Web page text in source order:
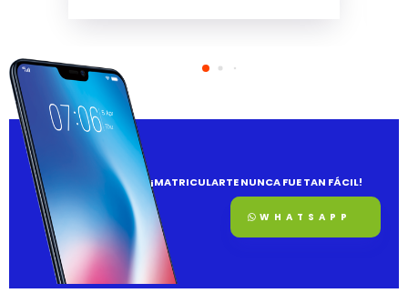
¡MATRICULARTE NUNCA FUE TAN FÁCIL!
WHATSAPP